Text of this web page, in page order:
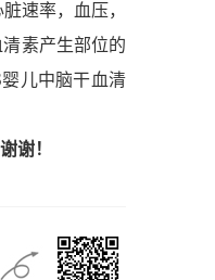
速率，血压，
素产生部位的
儿中脑干血清
谢！